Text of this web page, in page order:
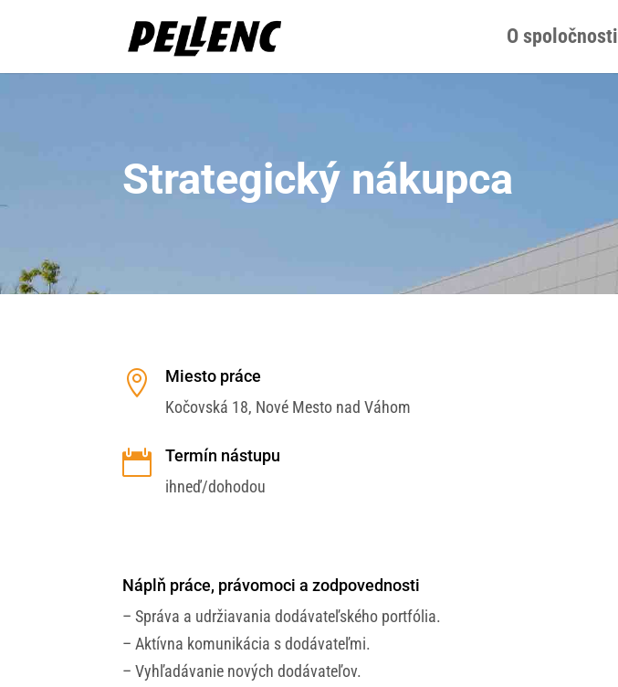
O spoločnosti
Strategický nákupca

Miesto práce
Kočovská 18, Nové Mesto nad Váhom

Termín nástupu
ihneď/dohodou
Náplň práce, právomoci a zodpovednosti
– Správa a udržiavania dodávateľského portfólia.
– Aktívna komunikácia s dodávateľmi.
– Vyhľadávanie nových dodávateľov.